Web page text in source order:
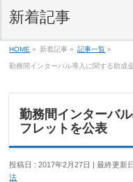
新着記事
HOME » 新着記事 » 記事一覧 »
勤務間インターバル導入に関する助成
勤務間インターバ
フレットを公表
投稿日 : 2017年2月27日 最終更新
法